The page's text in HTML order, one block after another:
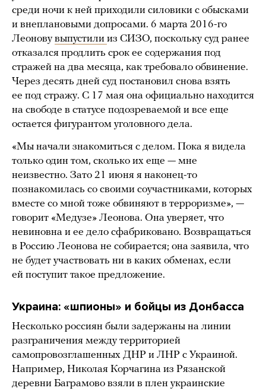
среди ночи к ней приходили силовики с обысками
и внеплановыми допросами. 6 марта 2016-го
Леоновувыпустили из СИЗО, поскольку суд ранее
отказался продлить срок ее содержания под
стражей на два месяца, как требовало обвинение.
Через десять дней суд постановил снова взять
ее под стражу. С 17 мая она официально находится
на свободе в статусе подозреваемой и все еще
остается фигурантом уголовного дела.
«Мы начали знакомиться с делом. Пока я видела
только один том, сколько их еще — мне
неизвестно. Зато 21 июня я наконец-то
познакомилась со своими соучастниками, которых
вместе со мной тоже обвиняют в терроризме», —
говорит «Медузе» Леонова. Она уверяет, что
невиновна и ее дело сфабриковано. Возвращаться
в Россию Леонова не собирается; она заявила, что
не будет участвовать ни в каких обменах, если
ей поступит такое предложение.
Украина: «шпионы» и бойцы из Донбасса
Несколько россиян были задержаны на линии
разграничения между территорией
самопровозглашенных ДНР и ЛНР с Украиной.
Например, Николая Корчагина из Рязанской
деревни Баграмово взяли в плен украинские